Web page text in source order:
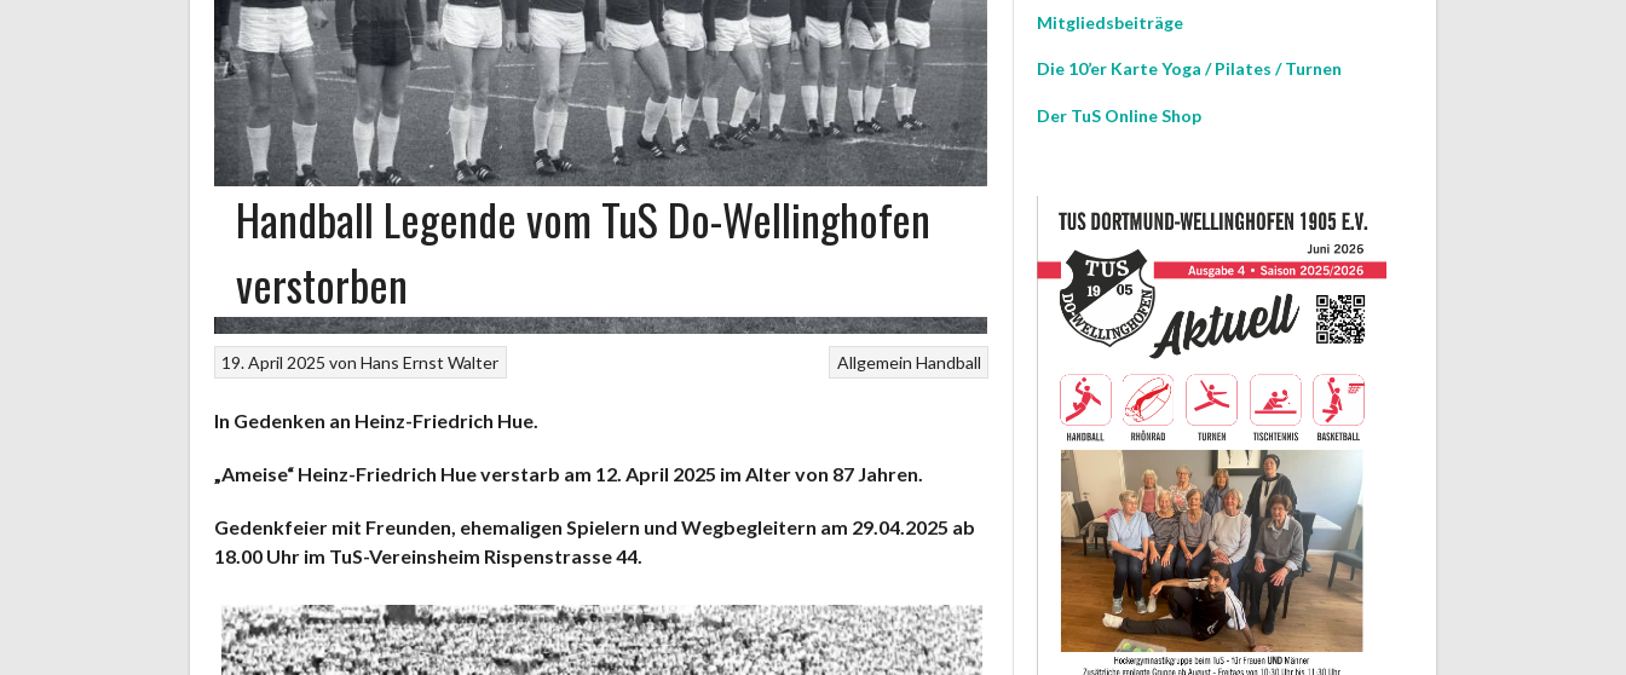
Handball Legende vom TuS Do-Wellinghofen
verstorben
Allgemein Handball
19. April 2025 vonHans Ernst Walter
In Gedenken an Heinz-Friedrich Hue.
„Ameise“ Heinz-Friedrich Hue verstarb am 12. April 2025 im Alter von 87 Jahren.
Gedenkfeier mit Freunden, ehemaligen Spielern und Wegbegleitern am 29.04.2025 ab
18.00 Uhr im TuS-Vereinsheim Rispenstrasse 44.
Mitgliedsbeiträge
Die 10’er Karte Yoga / Pilates / Turnen
Der TuS Online Shop